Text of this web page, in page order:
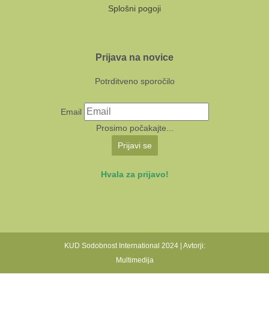
Splošni pogoji
Prijava na novice
Potrditveno sporočilo
Email
Prosimo počakajte...
Prijavi se
Hvala za prijavo!
KUD Sodobnost International 2024 | Avtorji:
Multimedija